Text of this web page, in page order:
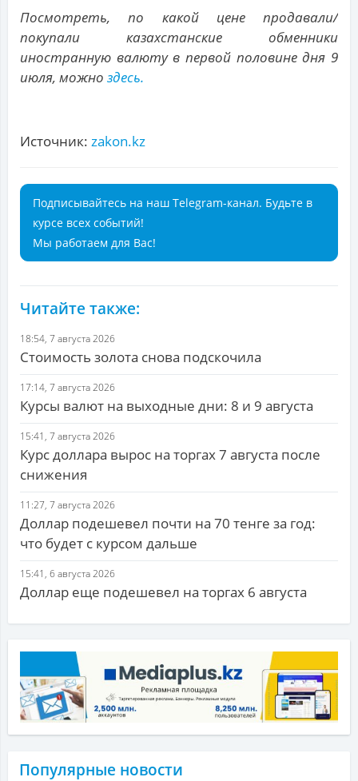
Посмотреть, по какой цене продавали/
покупали казахстанские обменники
иностранную валюту в первой половине дня 9
июля, можно здесь.
Источник: zakon.kz
Подписывайтесь на наш Telegram-канал. Будьте в
курсе всех событий!
Мы работаем для Вас!
Читайте также:
18:54, 7 августа 2026
Стоимость золота снова подскочила
17:14, 7 августа 2026
Курсы валют на выходные дни: 8 и 9 августа
15:41, 7 августа 2026
Курс доллара вырос на торгах 7 августа после
снижения
11:27, 7 августа 2026
Доллар подешевел почти на 70 тенге за год:
что будет с курсом дальше
15:41, 6 августа 2026
Доллар еще подешевел на торгах 6 августа
Популярные новости